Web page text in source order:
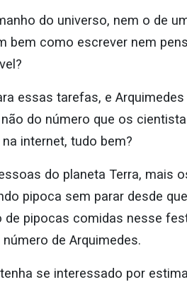
do universo, nem o de
bem como escrever nem
essas tarefas, e
do número que os
internet, tudo bem?
do planeta Terra, mais
pipoca sem parar desde
de pipocas comidas nesse
de Arquimedes.
se interessado por